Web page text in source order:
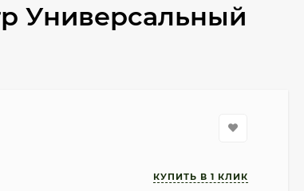
Универсальный